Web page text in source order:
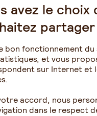
avez le choix
partager
bon fonctionnement
et vous
sur Internet et
accord, nous
dans le respect